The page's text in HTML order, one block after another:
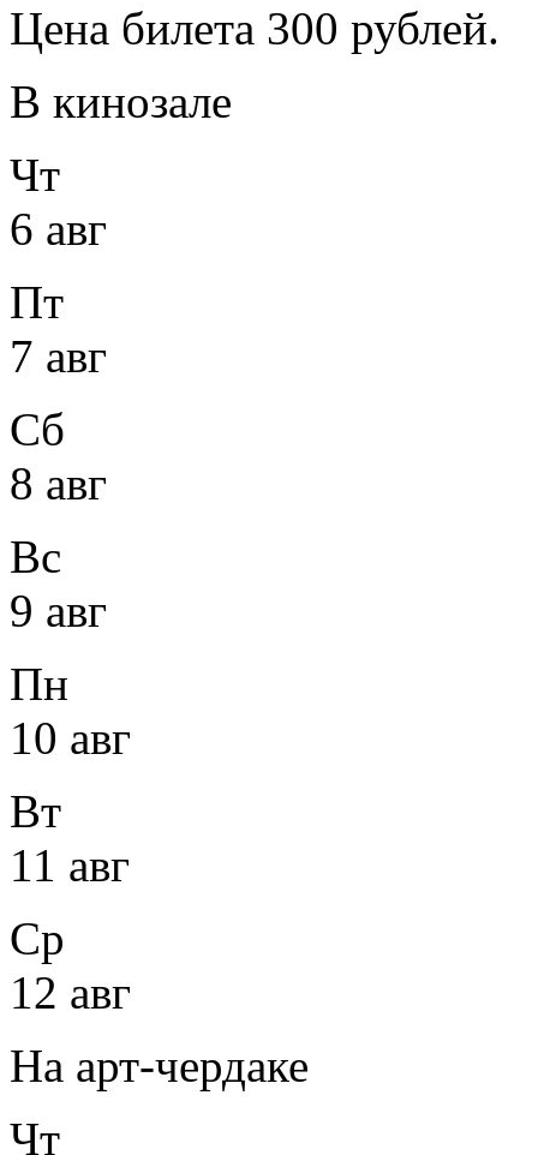
Цена билета 300 рублей.
В кинозале
Чт
6 авг
Пт
7 авг
Сб
8 авг
Вс
9 авг
Пн
10 авг
Вт
11 авг
Ср
12 авг
На арт-чердаке
Чт